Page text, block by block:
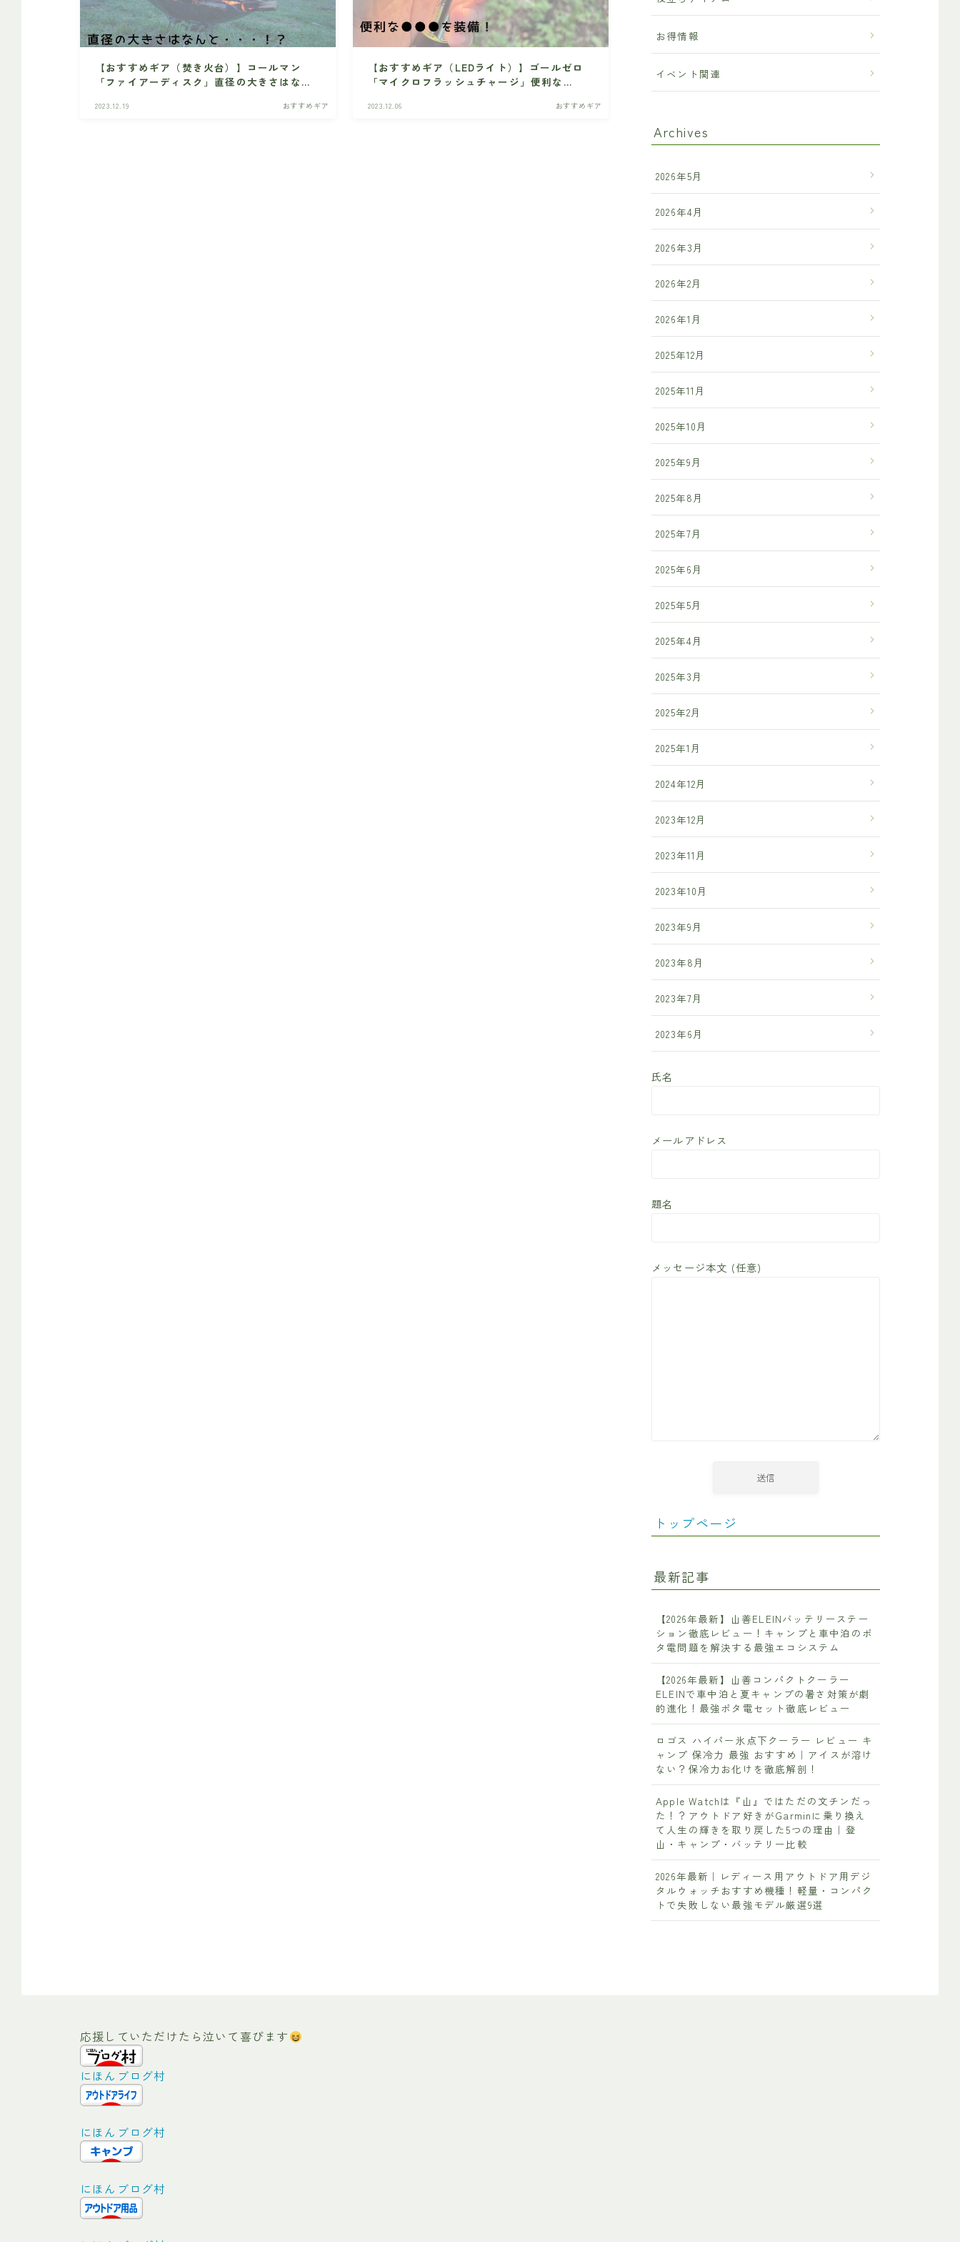
【おすすめギア（焚き火台）】コールマン
「ファイアーディスク」直径の大きさはなん
2023.12.19 おすすめギア
【おすすめギア（LEDライト）】ゴールゼロ
「マイクロフラッシュチャージ」便利な
2023.12.06 おすすめギア
お得情報
イベント関連
Archives
2026年5月
2026年4月
2026年3月
2026年2月
2026年1月
2025年12月
2025年11月
2025年10月
2025年9月
2025年8月
2025年7月
2025年6月
2025年5月
2025年4月
2025年3月
2025年2月
2025年1月
2024年12月
2023年12月
2023年11月
2023年10月
2023年9月
2023年8月
2023年7月
2023年6月
氏名
メールアドレス
題名
メッセージ本文 (任意)
トップページ
最新記事
【2026年最新】山善ELEINバッテリーステー
ション徹底レビュー！キャンプと車中泊のポ
タ電問題を解決する最強エコシステム
【2026年最新】山善コンパクトクーラー
ELEINで車中泊と夏キャンプの暑さ対策が劇
的進化！最強ポタ電セット徹底レビュー
ロゴス ハイパー氷点下クーラー レビュー キ
ャンプ 保冷力 最強 おすすめ｜アイスが溶け
ない？保冷力お化けを徹底解剖！
Apple Watchは『山』ではただの文チンだっ
た！？アウトドア好きがGarminに乗り換え
て人生の輝きを取り戻した5つの理由｜登
山・キャンプ・バッテリー比較
2026年最新｜レディース用アウトドア用デジ
タルウォッチおすすめ機種！軽量・コンパク
トで失敗しない最強モデル厳選9選
応援していただけたら泣いて喜びます
にほんブログ村
にほんブログ村
にほんブログ村